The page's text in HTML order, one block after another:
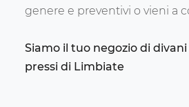
genere e preventivi o vieni a
Siamo il tuo negozio di
pressi di Limbiate